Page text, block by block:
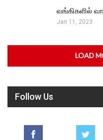
வங்கிகளில்
Jan 11, 2023
LOAD
Follow Us